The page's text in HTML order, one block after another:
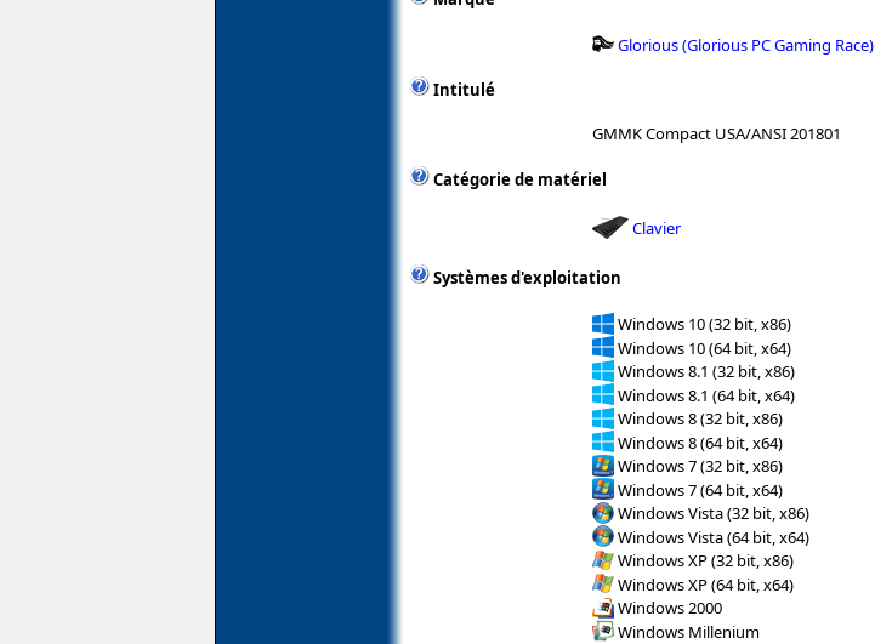
Glorious (Glorious PC Gaming Race)
Intitulé
GMMK Compact USA/ANSI 201801
Catégorie de matériel
Clavier
Systèmes d'exploitation
Windows 10 (32 bit, x86)
Windows 10 (64 bit, x64)
Windows 8.1 (32 bit, x86)
Windows 8.1 (64 bit, x64)
Windows 8 (32 bit, x86)
Windows 8 (64 bit, x64)
Windows 7 (32 bit, x86)
Windows 7 (64 bit, x64)
Windows Vista (32 bit, x86)
Windows Vista (64 bit, x64)
Windows XP (32 bit, x86)
Windows XP (64 bit, x64)
Windows 2000
Windows Millenium